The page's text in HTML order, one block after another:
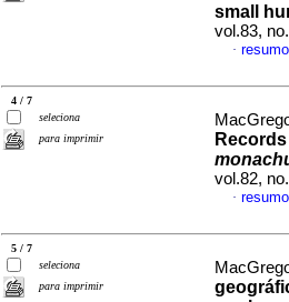
small
vol.83,
·
4 / 7
seleciona
para imprimir
vol.82,
·
5 / 7
seleciona
para imprimir